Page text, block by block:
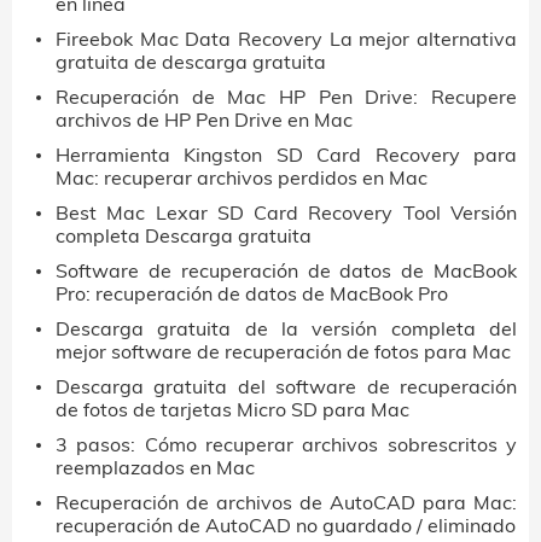
Fireebok Mac Data Recovery La mejor alternativa
gratuita de descarga gratuita
Recuperación de Mac HP Pen Drive: Recupere
archivos de HP Pen Drive en Mac
Herramienta Kingston SD Card Recovery para
Mac: recuperar archivos perdidos en Mac
Best Mac Lexar SD Card Recovery Tool Versión
completa Descarga gratuita
Software de recuperación de datos de MacBook
Pro: recuperación de datos de MacBook Pro
Descarga gratuita de la versión completa del
mejor software de recuperación de fotos para Mac
Descarga gratuita del software de recuperación
de fotos de tarjetas Micro SD para Mac
3 pasos: Cómo recuperar archivos sobrescritos y
reemplazados en Mac
Recuperación de archivos de AutoCAD para Mac:
recuperación de AutoCAD no guardado / eliminado